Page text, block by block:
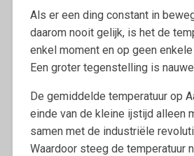
Als er een ding constant in
daarom nooit gelijk, is het de
enkel moment en op geen
Een groter tegenstelling is
De gemiddelde temperatuur op
einde van de kleine ijstijd alleen
samen met de industriële
Waardoor steeg de temperatuur